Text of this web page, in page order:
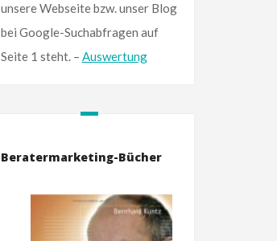
unsere Webseite bzw. unser Blog
bei Google-Suchabfragen auf
Seite 1 steht. – Auswertung
Beratermarketing-Bücher